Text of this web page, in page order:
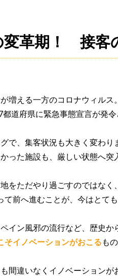
革期！　接客
増える一方のコロナウィルス。
道府県に緊急事態宣言が発令
で、集客状況も大きく変わり
った施設も、厳しい状態へ突
をただやり過ごすのではなく、
て前へ進むことが、今はとても
イン風邪の流行など、歴史か
そイノベーションがおこる も
間違いなくイノベーションが